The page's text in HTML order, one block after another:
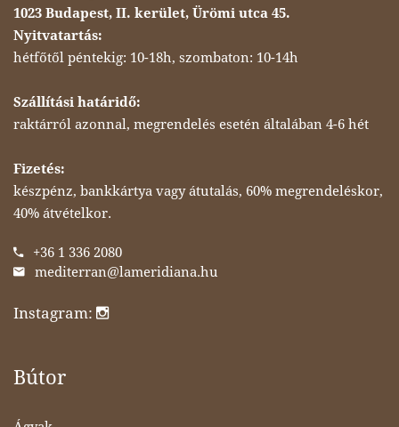
1023 Budapest, II. kerület, Ürömi utca 45.
Nyitvatartás:
hétfőtől péntekig: 10-18h, szombaton: 10-14h
Szállítási határidő:
raktárról azonnal, megrendelés esetén általában 4-6 hét
Fizetés:
készpénz, bankkártya vagy átutalás, 60% megrendeléskor,
40% átvételkor.
+36 1 336 2080
mediterran@lameridiana.hu
Instagram:
Bútor